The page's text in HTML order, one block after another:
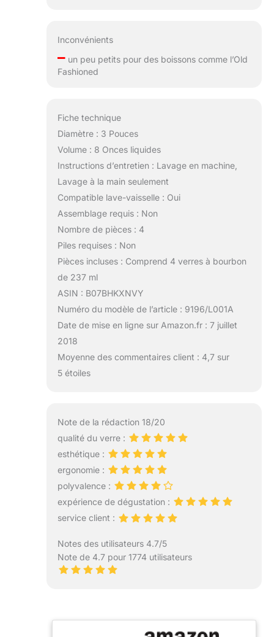
Inconvénients
–un peu petits pour des boissons comme l’Old
Fashioned
Fiche technique
Diamètre : 3 Pouces
Volume : 8 Onces liquides
Instructions d’entretien : Lavage en machine,
Lavage à la main seulement
Compatible lave-vaisselle : Oui
Assemblage requis : Non
Nombre de pièces : 4
Piles requises : Non
Pièces incluses : Comprend 4 verres à bourbon
de 237 ml
ASIN : B07BHKXNVY
Numéro du modèle de l’article : 9196/L001A
Date de mise en ligne sur Amazon.fr : 7 juillet
2018
Moyenne des commentaires client : 4,7 sur
5 étoiles
Note de la rédaction 18/20
qualité du verre :
esthétique :
ergonomie :
polyvalence :
expérience de dégustation :
service client :
Notes des utilisateurs 4.7/5
Note de 4.7 pour 1774 utilisateurs